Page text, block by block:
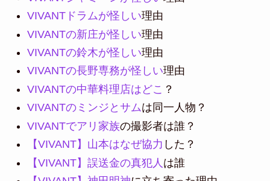
VIVANTドラムが怪しい理由
VIVANTの新庄が怪しい理由
VIVANTの鈴木が怪しい理由
VIVANTの長野専務が怪しい理由
VIVANTの中華料理店はどこ ？
VIVANTのミンジとサムは同一人物？
VIVANTでアリ家族の撮影者は誰？
【VIVANT】山本はなぜ協力 した？
【VIVANT】誤送金の真犯人 は誰